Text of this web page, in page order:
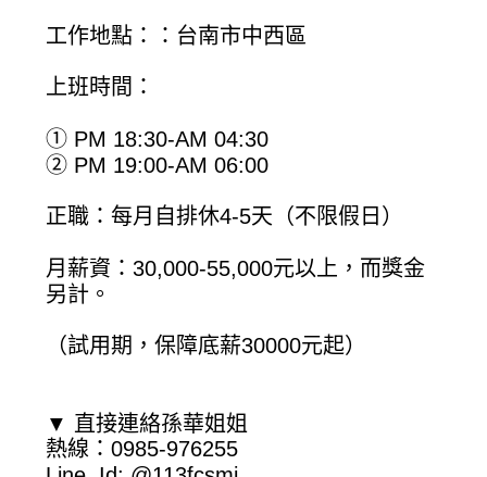
工作地點：：台南市中西區
上班時間：
① PM 18:30-AM 04:30
② PM 19:00-AM 06:00
正職：每月自排休4-5天（不限假日）
月薪資：30,000-55,000元以上，而獎金
另計。
（試用期，保障底薪30000元起）
▼ 直接連絡孫華姐姐
熱線：0985-976255